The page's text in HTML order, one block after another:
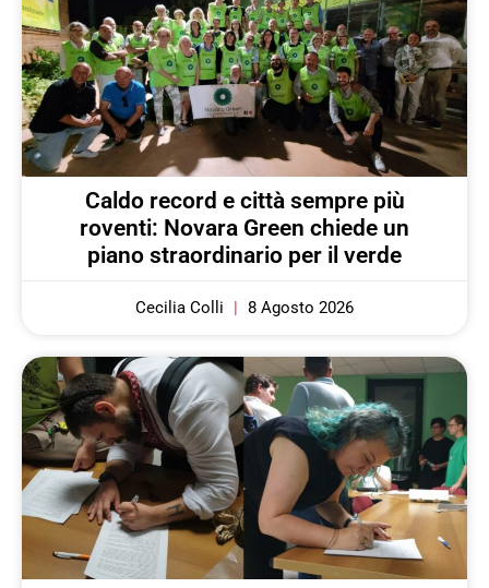
Caldo record e città sempre più
roventi: Novara Green chiede un
piano straordinario per il verde
Cecilia Colli 8 Agosto 2026